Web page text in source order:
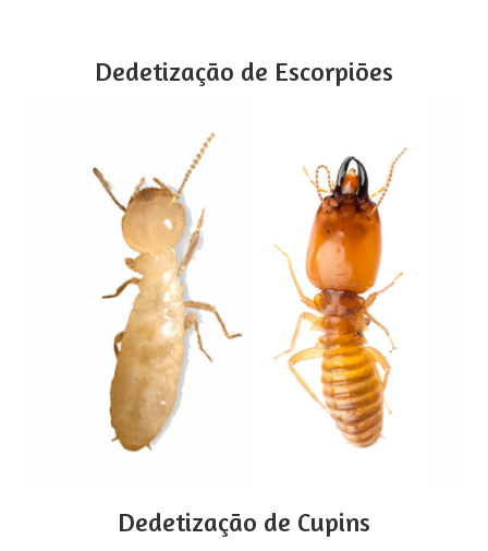
Dedetização de Escorpiões
Dedetização de Cupins